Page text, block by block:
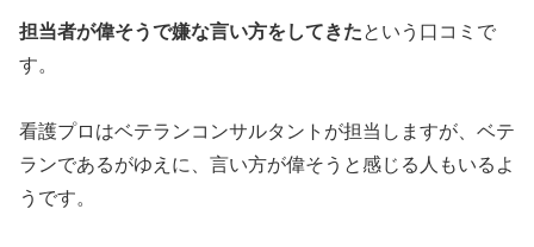
担当者が偉そうで嫌な言い方をしてきたという口コミで
す。
看護プロはベテランコンサルタントが担当しますが、ベテ
ランであるがゆえに、言い方が偉そうと感じる人もいるよ
うです。